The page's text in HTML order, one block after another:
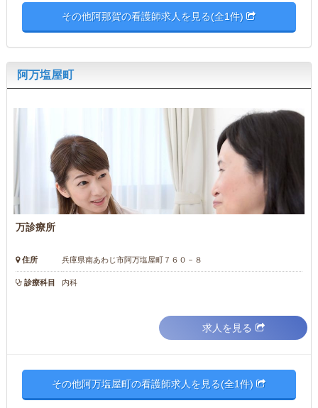
その他阿那賀の看護師求人を見る(全1件)
阿万塩屋町
万診療所
住所 兵庫県南あわじ市阿万塩屋町７６０－８
診療科目 内科
求人を見る
その他阿万塩屋町の看護師求人を見る(全1件)